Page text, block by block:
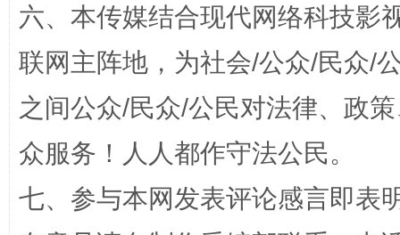
完善运行机制助力责任有效落实
六、本传媒结合现代网络科技影
联网主阵地，为社会/公众/民众/
之间公众/民众/公民对法律、政
众服务！人人都作守法公民。
七、参与本网发表评论感言即表